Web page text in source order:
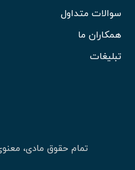
سوالات متداول
همکاران ما
تبلیغات
تمام حقوق مادی،